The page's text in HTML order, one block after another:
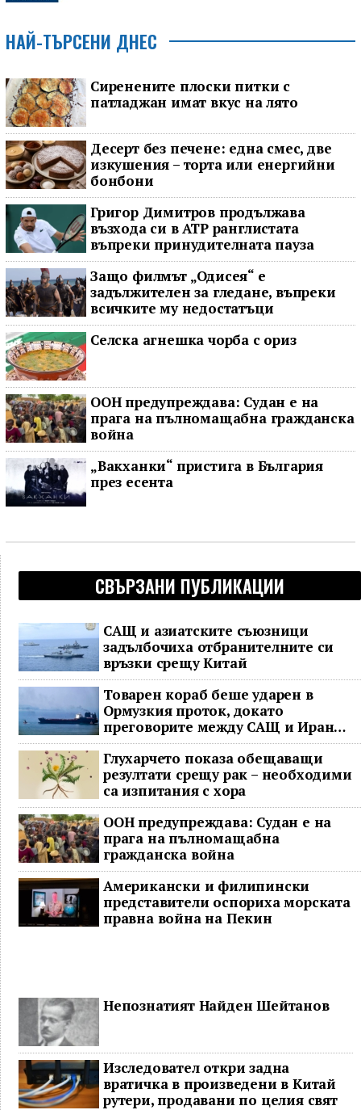
НАЙ-ТЪРСЕНИ ДНЕС
Сиренените плоски питки с
патладжан имат вкус на лято
Десерт без печене: една смес, две
изкушения – торта или енергийни
бонбони
Григор Димитров продължава
възхода си в ATP ранглистата
въпреки принудителната пауза
Защо филмът „Одисея“ е
задължителен за гледане, въпреки
всичките му недостатъци
Селска агнешка чорба с ориз
ООН предупреждава: Судан е на
прага на пълномащабна гражданска
война
„Вакханки“ пристига в България
през есента
СВЪРЗАНИ ПУБЛИКАЦИИ
САЩ и азиатските съюзници
задълбочиха отбранителните си
връзки срещу Китай
Товарен кораб беше ударен в
Ормузкия проток, докато
преговорите между САЩ и Иран
останаха в безизходица
Глухарчето показа обещаващи
резултати срещу рак – необходими
са изпитания с хора
ООН предупреждава: Судан е на
прага на пълномащабна
гражданска война
Американски и филипински
представители оспориха морската
правна война на Пекин
Непознатият Найден Шейтанов
Изследовател откри задна
вратичка в произведени в Китай
рутери, продавани по целия свят